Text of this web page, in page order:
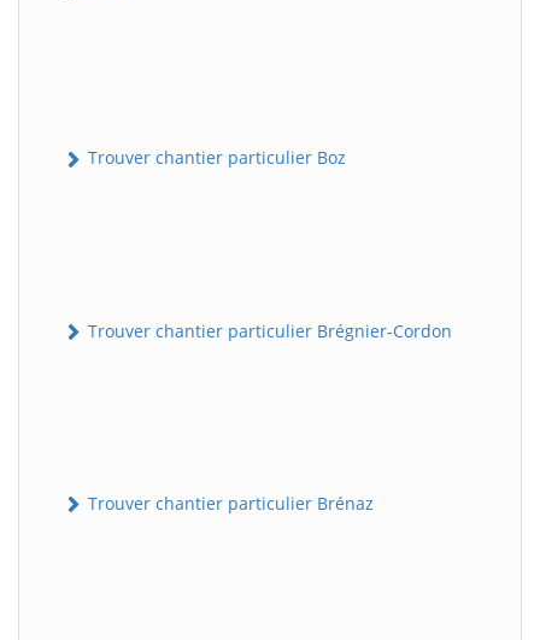
Trouver chantier particulier Boz
Trouver chantier particulier Brégnier-Cordon
Trouver chantier particulier Brénaz